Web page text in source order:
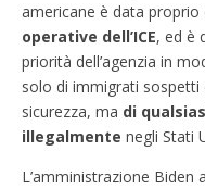
americane è data
operative dell’ICE, ed è
priorità dell’agenzia in
solo di immigrati
sicurezza, ma di
illegalmente negli Stati
L’amministrazione Biden